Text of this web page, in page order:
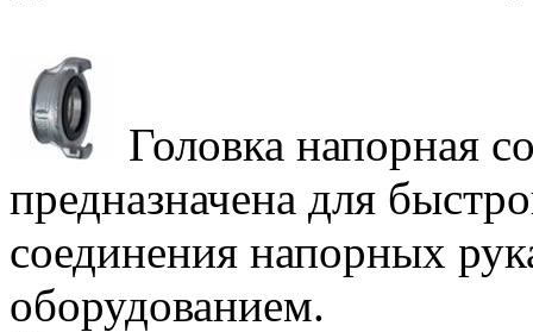
Головка напорная
предназначена для
соединения напорных
оборудованием.